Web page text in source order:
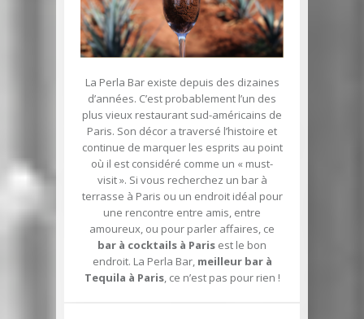
La Perla Bar existe depuis des dizaines
d’années. C’est probablement l’un des
plus vieux restaurant sud-américains de
Paris. Son décor a traversé l’histoire et
continue de marquer les esprits au point
où il est considéré comme un « must-
visit ». Si vous recherchez un bar à
terrasse à Paris ou un endroit idéal pour
une rencontre entre amis, entre
amoureux, ou pour parler affaires, ce
bar à cocktails à Paris est le bon
endroit. La Perla Bar, meilleur bar à
Tequila à Paris, ce n’est pas pour rien !